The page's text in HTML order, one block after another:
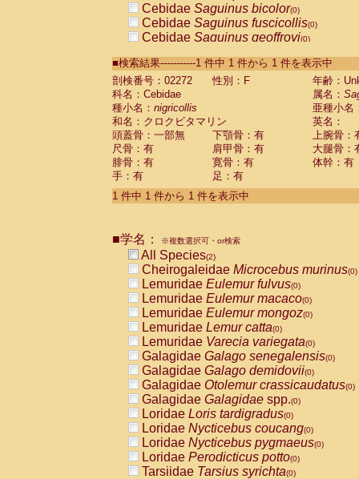
Cebidae Saguinus bicolor(0)
Cebidae Saguinus fuscicollis(0)
Cebidae Saguinus geoffroyi(0)
CebidaeSaguinus labiatus(0)
Cebidae Saguinus leucopus (0)
Cebidae
CebidaeSaguinus mystax
CebidaeSaguinus nigricollis (1)
Cebidae Saguinus oedipus
Cebidae Saguinus weddelli
Cebidae Saguinusspp.
Cebidae Aotus trivirgatus
Cebidae Cebus albifrons
CebidaeCebus nigrivittatus
CebidaeCebus
CebidaeSaimiri boliviensis(0)
CebidaeSaimiri sciureus(0)
AtelidaeAlouatta caraya(0)
AtelidaeAlouatta fusca(0)
AtelidaeAlouatta seniculus
AtelidaeAlouattaspp.(0)
AtelidaeAteles belzebuth(0)
AtelidaeAteles geoffroyi(0)
AtelidaeAteles paniscus(0)
AtelidaeAtelesspp.(0)
Atelidae Lagothrix lagothricha
AtelidaeLagothrix lagothricha cana
PitheciidaeCacajao calvus
PitheciidaeCallicebus cupreus
PitheciidaeCallicebus donacophilus
■検索結果-----------1 件中 1 件から 1 件を表示中
剖検番号：02272
性別：F
年齢：
科名：Cebidae
属名：
種小名： nigricollis
亜種小名
和名：クロクビタマリン
英名：
頭蓋骨：一部無
下顎骨：有
上腕骨：
尺骨：有
肩甲骨：有
大腿骨：
腓骨：有
寛骨：有
体幹：有
手：有
足：有
1 件中 1 件から 1 件を表示中
■学名： ※複数選択可・or検索
All Species(2)
Cheirogaleidae Microcebus murinus(0)
Lemuridae Eulemur fulvus(0)
Lemuridae Eulemur macaco(0)
Lemuridae Eulemur mongoz(0)
Lemuridae Lemur catta(0)
Lemuridae Varecia variegata(0)
Galagidae Galago senegalensis(0)
Galagidae Galago demidovii(0)
Galagidae Otolemur crassicaudatus(0)
Galagidae Galagidae spp.(0)
Loridae Loris tardigradus(0)
Loridae Nycticebus coucang(0)
Loridae Nycticebus pygmaeus(0)
Loridae Perodicticus potto(0)
Tarsiidae Tarsius syrichta(0)